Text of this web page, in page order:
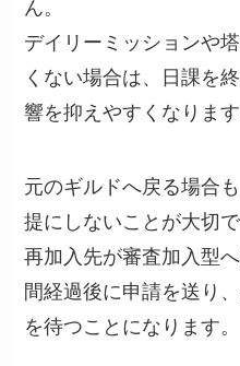
ん。
デイリーミッションや
くない場合は、日課を
響を抑えやすくなります
元のギルドへ戻る場合
提にしないことが大切で
再加入先が審査加入型
間経過後に申請を送り
を待つことになります。